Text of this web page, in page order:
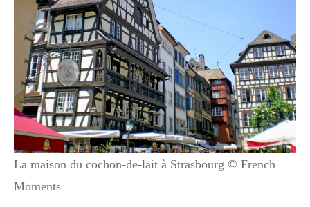
La maison du cochon-de-lait à Strasbourg © French
Moments